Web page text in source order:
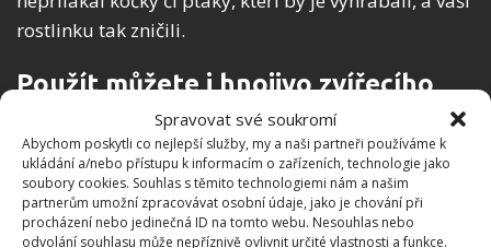
Spravovat své soukromí
Abychom poskytli co nejlepší služby, my a naši partneři používáme k
ukládání a/nebo přístupu k informacím o zařízeních, technologie jako
soubory cookies. Souhlas s těmito technologiemi nám a našim
partnerům umožní zpracovávat osobní údaje, jako je chování při
procházení nebo jedinečná ID na tomto webu. Nesouhlas nebo
odvolání souhlasu může nepříznivě ovlivnit určité vlastnosti a funkce.
rostlinku tak zničili.
Použít můžete i hnojivo zvířecího
původu, kávu či dřevěný popel
Milovníci kávy mohou do půdy k rajčatům
pravidelně přidávat kávovou sedlinu, která bude
v půdě rovněž působit jako pomalu se uvolňující